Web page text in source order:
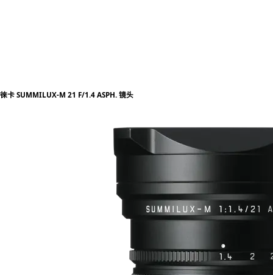
徠卡 SUMMILUX-M 21 F/1.4 ASPH. 镜头